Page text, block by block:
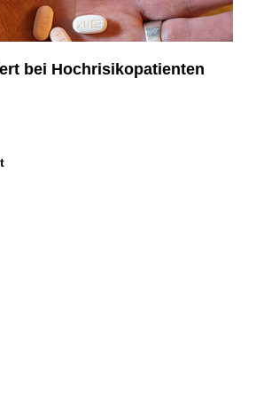
bei Hochrisikopatienten